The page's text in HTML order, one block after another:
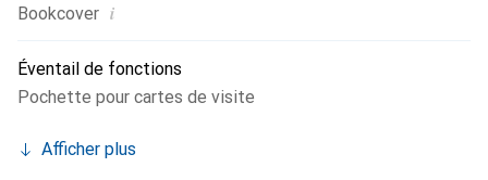
Bookcover i
Éventail de fonctions
Pochette pour cartes de visite
Afficher plus